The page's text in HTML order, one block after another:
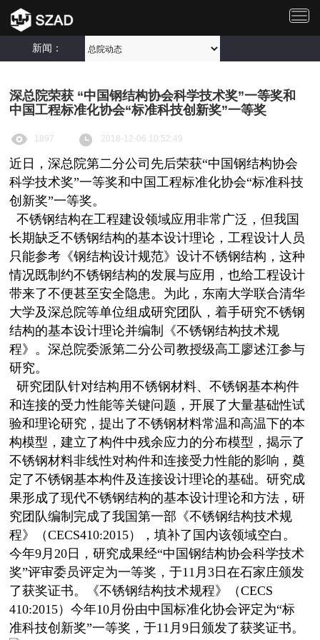
切
航
新闻：
深总院荣获 “中国钢结构协会科学技术奖”一等奖和
中国工程标准化协会“标准科技创新奖”一等奖
1897 2018-12-06 10:52:49
近日，深总院第二分公司先后荣获“中国钢结构协会
科学技术奖”一等奖和中国工程标准化协会“标准科技
创新奖”一等奖。
不锈钢结构在工程建设领域应用非常广泛，但我国
长期缺乏不锈钢结构的基本设计理论，工程设计人员
只能参考《钢结构设计规范》设计不锈钢结构，这种
情况既制约不锈钢结构的发展与应用，也给工程设计
带来了不便甚至安全隐患。为此，东南大学联合清华
大学及深总院等单位组成研究团队，着手研究不锈钢
结构的基本设计理论并编制《不锈钢结构技术规
程》。深总院委派第二分公司教授级高工廖述江参与
研究。
研究团队针对结构用不锈钢材料、不锈钢基本构件
和连接的受力性能等关键问题，开展了大量基础性试
验和理论研究，提出了不锈钢材料常温和高温下的本
构模型，建立了构件中残余应力的分布模型，揭示了
不锈钢材料非线性对构件和连接受力性能的影响，奠
定了不锈钢基本构件及连接设计理论的基础。研究成
果形成了现代不锈钢结构的基本设计理论和方法，研
究团队编制完成了我国第一部《不锈钢结构技术规
程》（CECS410:2015），填补了国内该领域空白。
今年9月20日，研究成果经“中国钢结构协会科学技术
奖”评审委员评定为一等奖，于11月3日在石家庄颁发
了获奖证书。《不锈钢结构技术规程》（CECS
410:2015）今年10月份由中国标准化协会评定为“标
准科技创新奖”一等奖，于11月9日颁发了获奖证书。